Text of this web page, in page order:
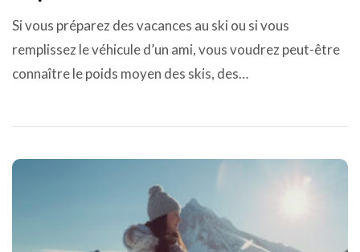
Si vous préparez des vacances au ski ou si vous
remplissez le véhicule d’un ami, vous voudrez peut-être
connaître le poids moyen des skis, des…